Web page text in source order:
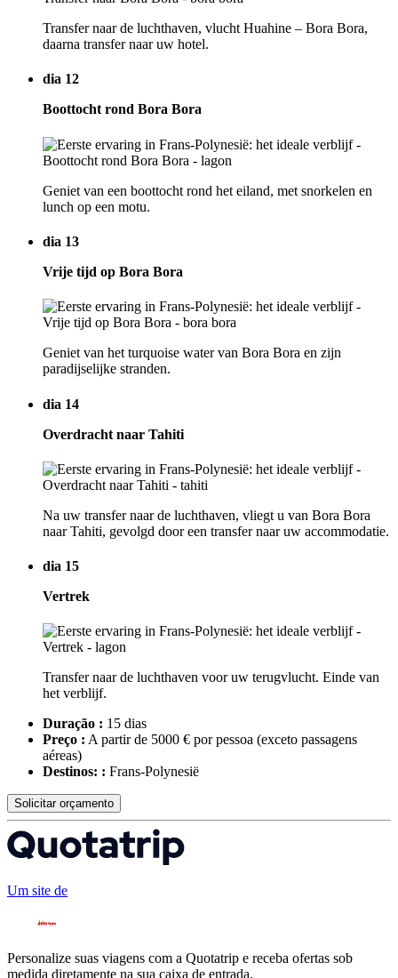
Transfer naar de luchthaven, vlucht Huahine – Bora Bora,
daarna transfer naar uw hotel.
dia 12
Boottocht rond Bora Bora
Geniet van een boottocht rond het eiland, met snorkelen en
lunch op een motu.
dia 13
Vrije tijd op Bora Bora
Geniet van het turquoise water van Bora Bora en zijn
paradijselijke stranden.
dia 14
Overdracht naar Tahiti
Na uw transfer naar de luchthaven, vliegt u van Bora Bora
naar Tahiti, gevolgd door een transfer naar uw accommodatie.
dia 15
Vertrek
Transfer naar de luchthaven voor uw terugvlucht. Einde van
het verblijf.
Duração : 15 dias
Preço : A partir de 5000 € por pessoa (exceto passagens
aéreas)
Destinos: : Frans-Polynesië
Solicitar orçamento
Um site de
Personalize suas viagens com a Quotatrip e receba ofertas sob
medida diretamente na sua caixa de entrada.